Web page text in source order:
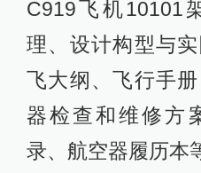
C919飞机10101
理、设计构型与
飞大纲、飞行手
器检查和维修方
录、航空器履历本